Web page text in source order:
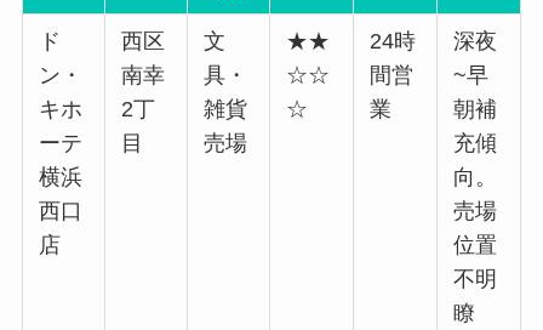
ド
ン・
キホ
ーテ
横浜
西口
店
西区
南幸
2丁
目
文
具・
雑貨
売場
★★
☆☆
☆
24時
間営
業
深夜
~早
朝補
充傾
向。
売場
位置
不明
瞭